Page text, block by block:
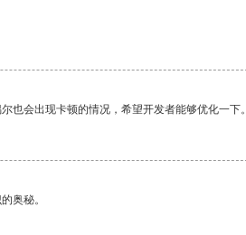
也会出现卡顿的情况，希望开发者能够优化一下。
奥秘。